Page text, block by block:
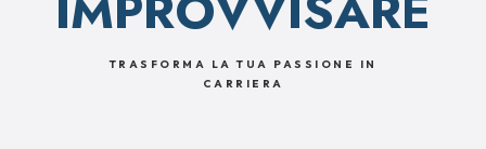
TRASFORMA LA TUA PASSIONE IN
CARRIERA